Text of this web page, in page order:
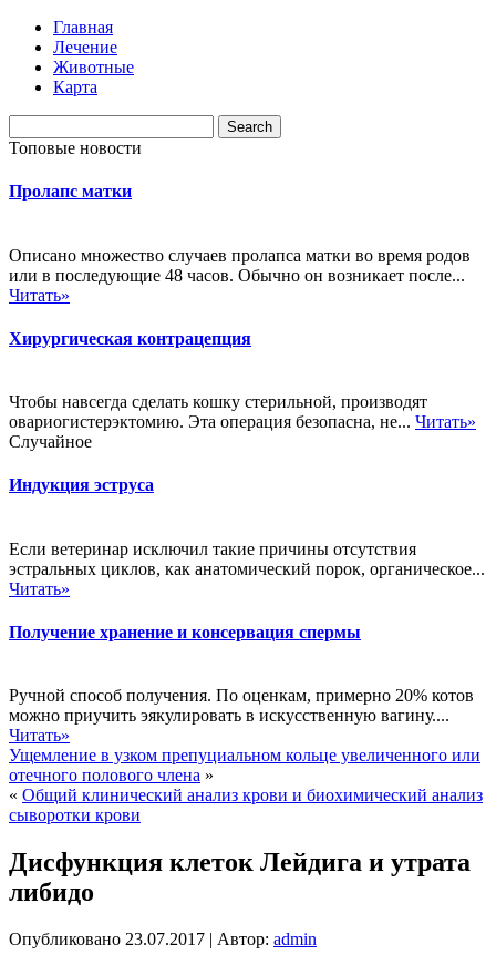
Главная
Лечение
Животные
Карта
Топовые новости
Пролапс матки
Описано множество случаев пролапса матки во время родов
или в последующие 48 часов. Обычно он возникает после...
Читать»
Хирургическая контрацепция
Чтобы навсегда сделать кошку стерильной, производят
овариогистерэктомию. Эта операция безопасна, не... Читать»
Случайное
Индукция эструса
Если ветеринар исключил такие причины отсутствия
эстральных циклов, как анатомический порок, органическое...
Читать»
Получение хранение и консервация спермы
Ручной способ получения. По оценкам, примерно 20% котов
можно приучить эякулировать в искусственную вагину....
Читать»
Ущемление в узком препуциальном кольце увеличенного или
отечного полового члена »
« Общий клинический анализ крови и биохимический анализ
сыворотки крови
Дисфункция клеток Лейдига и утрата
либидо
Опубликовано 23.07.2017 | Автор: admin